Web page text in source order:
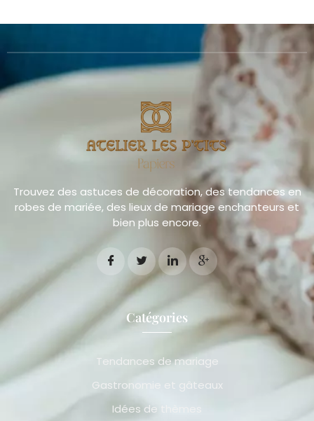
Trouvez des astuces de décoration, des tendances en
robes de mariée, des lieux de mariage enchanteurs et
bien plus encore.
Catégories
Tendances de mariage
Gastronomie et gâteaux
Idées de thèmes